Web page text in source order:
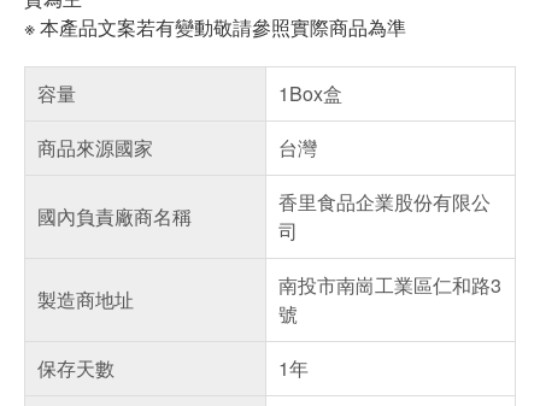
※ 本產品文案若有變動敬請參照實際商品為準
容量
1Box盒
商品來源國家
台灣
國內負責廠商名稱
香里食品企業股份有限公
司
製造商地址
南投市南崗工業區仁和路3
號
保存天數
1年